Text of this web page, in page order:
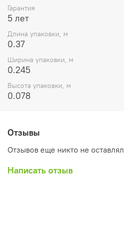
Гарантия
5 лет
Длина упаковки, м
0.37
Ширина упаковки, м
0.245
Высота упаковки, м
0.078
Отзывы
Отзывов еще никто не оставлял
Написать отзыв